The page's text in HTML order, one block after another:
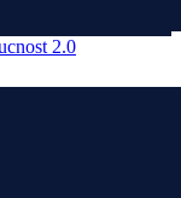
2.0